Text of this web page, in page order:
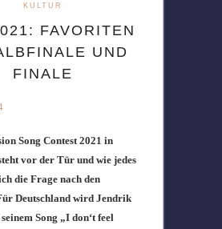
KULTUR
FAVORITEN
UND
FINALE
Song Contest 2021 in
vor der Tür und wie jedes
die Frage nach den
Deutschland wird Jendrik
Song „I don‘t feel